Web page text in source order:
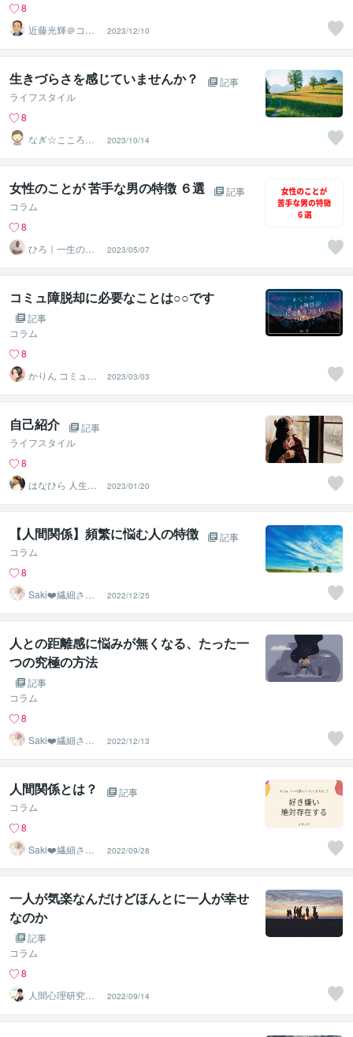
8
近藤光輝＠コミ
ュ不安をサポー
ト
2023/12/10
生きづらさを感じていませんか？
記事
ライフスタイル
8
なぎ☆こころの
薬箱
2023/10/14
女性のことが 苦手な男の特徴 ６選
記事
コラム
8
ひろ｜一生の自
信を育てる心理
学の専門家
2023/05/07
コミュ障脱却に必要なことは○○です
記事
コラム
8
かりん コミュ障
改善講師
2023/03/03
自己紹介
記事
ライフスタイル
8
はなひら 人生開
花アドバイザー
2023/01/20
【人間関係】頻繁に悩む人の特徴
記事
コラム
8
Saki❤️繊細さん
のハッピーサポ
ーター
2022/12/25
人との距離感に悩みが無くなる、たった一
つの究極の方法
記事
コラム
8
Saki❤️繊細さん
のハッピーサポ
ーター
2022/12/13
人間関係とは？
記事
コラム
8
Saki❤️繊細さん
のハッピーサポ
ーター
2022/09/28
一人が気楽なんだけどほんとに一人が幸せ
なのか
記事
コラム
8
人間心理研究家
＠SHIGE
2022/09/14